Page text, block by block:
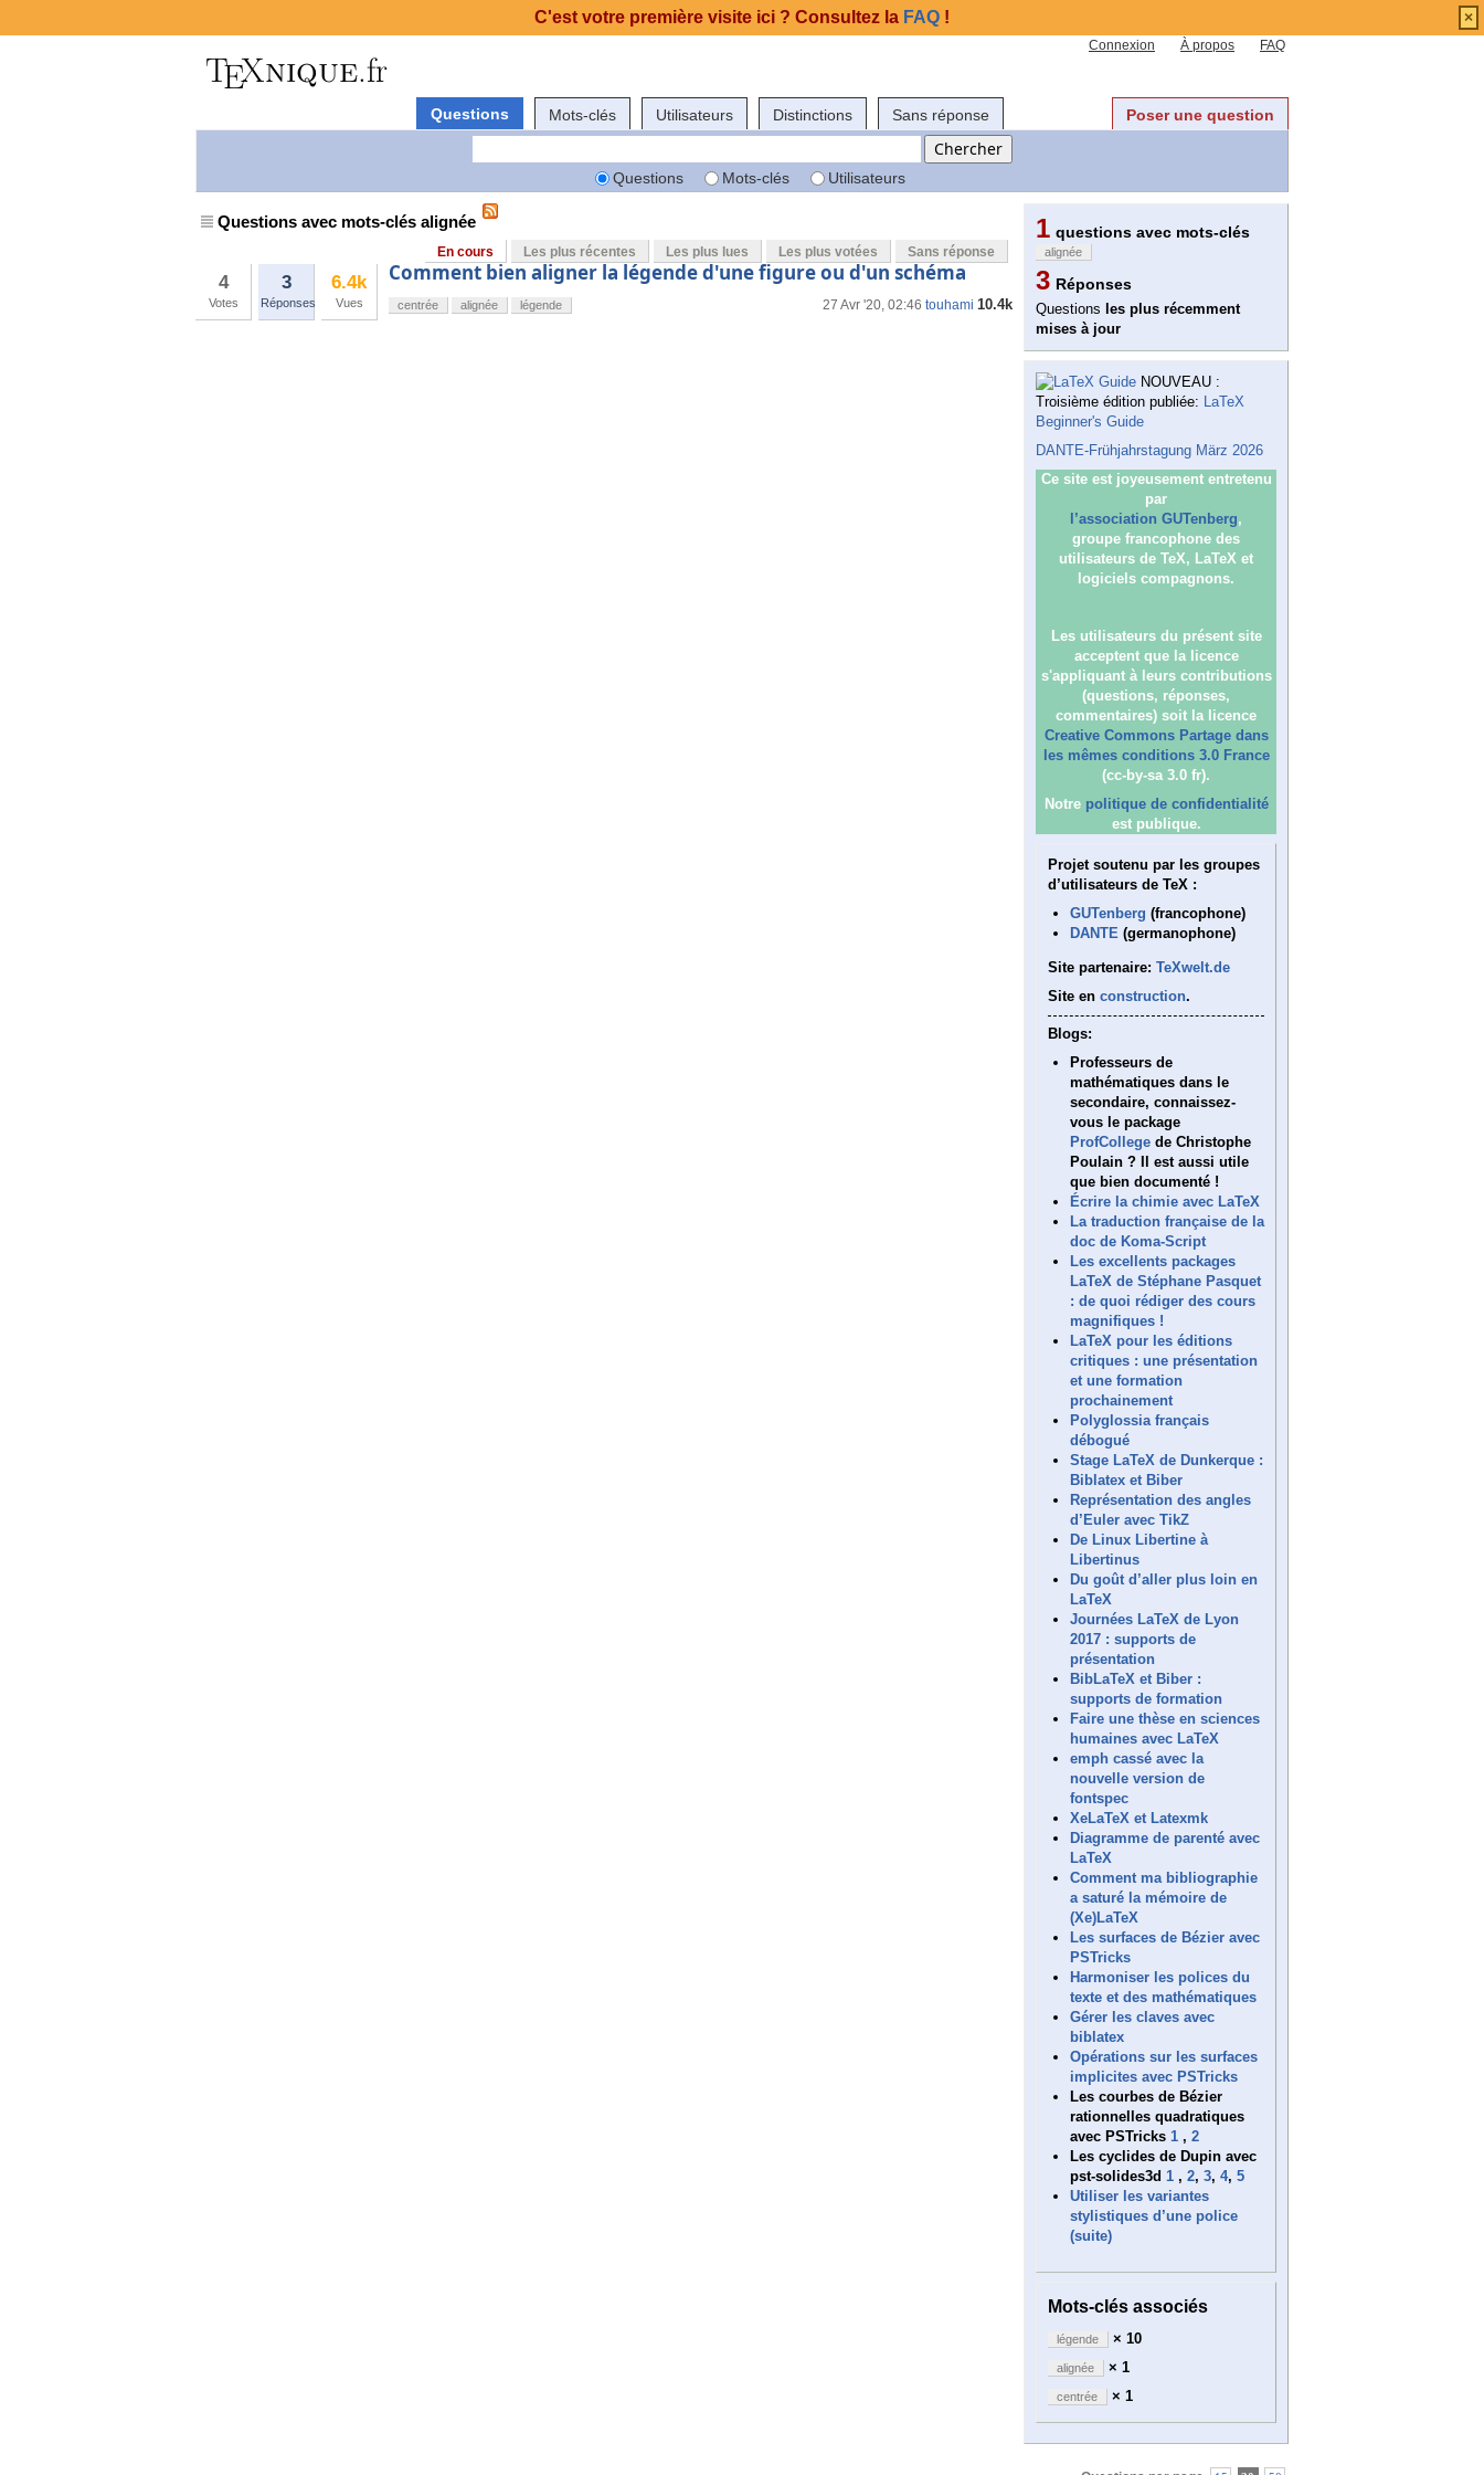
Connexion À propos FAQ
Questions Mots-clés Utilisateurs Distinctions Sans réponse Poser une question
Questions Mots-clés Utilisateurs
Questions avec mots-clés alignée
En cours Les plus récentes Les plus lues Les plus votées Sans réponse
4
Votes
3
Réponses
6.4k
Vues
Comment bien aligner la légende d'une figure ou d'un schéma
27 Avr '20, 02:46 touhami 10.4k
centrée alignée légende
1 questions avec mots-clés
alignée
3 Réponses
Questions les plus récemment
mises à jour
NOUVEAU :
Troisième édition publiée: LaTeX
Beginner's Guide
DANTE-Frühjahrstagung März 2026
Ce site est joyeusement entretenu
par
l’association GUTenberg,
groupe francophone des
utilisateurs de TeX, LaTeX et
logiciels compagnons.
Les utilisateurs du présent site
acceptent que la licence
s'appliquant à leurs contributions
(questions, réponses,
commentaires) soit la licence
Creative Commons Partage dans
les mêmes conditions 3.0 France
(cc-by-sa 3.0 fr).
Notre politique de confidentialité
est publique.
Projet soutenu par les groupes
d’utilisateurs de TeX :
GUTenberg (francophone)
DANTE (germanophone)
Site partenaire: TeXwelt.de
Site en construction.
Blogs:
Professeurs de
mathématiques dans le
secondaire, connaissez-
vous le package
ProfCollege de Christophe
Poulain ? Il est aussi utile
que bien documenté !
Écrire la chimie avec LaTeX
La traduction française de la
doc de Koma-Script
Les excellents packages
LaTeX de Stéphane Pasquet
: de quoi rédiger des cours
magnifiques !
LaTeX pour les éditions
critiques : une présentation
et une formation
prochainement
Polyglossia français
débogué
Stage LaTeX de Dunkerque :
Biblatex et Biber
Représentation des angles
d’Euler avec TikZ
De Linux Libertine à
Libertinus
Du goût d’aller plus loin en
LaTeX
Journées LaTeX de Lyon
2017 : supports de
présentation
BibLaTeX et Biber :
supports de formation
Faire une thèse en sciences
humaines avec LaTeX
emph cassé avec la
nouvelle version de
fontspec
XeLaTeX et Latexmk
Diagramme de parenté avec
LaTeX
Comment ma bibliographie
a saturé la mémoire de
(Xe)LaTeX
Les surfaces de Bézier avec
PSTricks
Harmoniser les polices du
texte et des mathématiques
Gérer les claves avec
biblatex
Opérations sur les surfaces
implicites avec PSTricks
Les courbes de Bézier
rationnelles quadratiques
avec PSTricks 1 , 2
Les cyclides de Dupin avec
pst-solides3d 1 , 2, 3, 4, 5
Utiliser les variantes
stylistiques d’une police
(suite)
Mots-clés associés
légende × 10
alignée × 1
centrée × 1
C'est votre première visite ici ? Consultez la FAQ ! ×